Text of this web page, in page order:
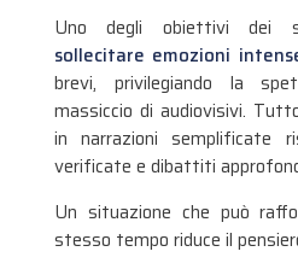
Uno degli obiettivi dei
sollecitare emozioni
brevi, privilegiando la
massiccio di audiovisivi.
in narrazioni semplificate
verificate e dibattiti
Un situazione che può
stesso tempo riduce il